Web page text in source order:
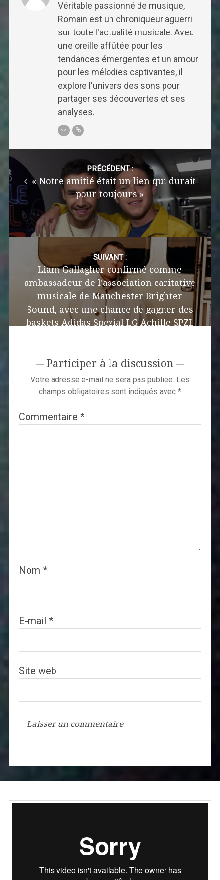
Véritable passionné de musique,
Romain est un chroniqueur aguerri
sur toute l'actualité musicale. Avec
une oreille affûtée pour les
tendances émergentes et un amour
pour les mélodies captivantes, il
explore l'univers des sons pour
partager ses découvertes et ses
analyses.
Post
navigation
PRÉCÉDENT :
« Notre amitié était un lien qui durait
pour toujours »
SUIVANT :
Liam Gallagher confirmé comme
ambassadeur de l'association caritative
musicale de Manchester Brighter
Sound, avec une chance de gagner des
baskets Adidas Spezial LG Achille SPZL
Participer à la discussion
Votre adresse e-mail ne sera pas publiée. Les
champs obligatoires sont indiqués avec *
Commentaire *
Nom *
E-mail *
Site web